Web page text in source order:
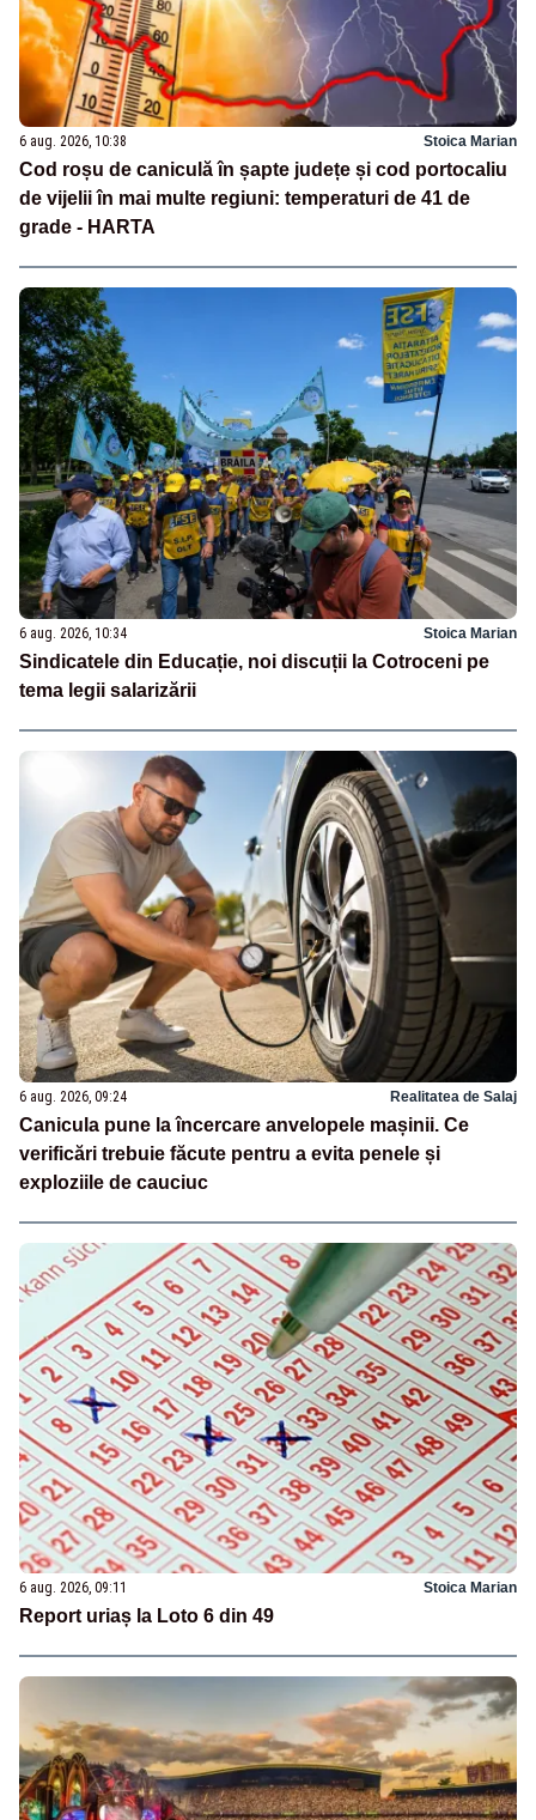
6 aug. 2026, 10:38 Stoica Marian
Cod roșu de caniculă în șapte județe și cod portocaliu
de vijelii în mai multe regiuni: temperaturi de 41 de
grade - HARTA
6 aug. 2026, 10:34 Stoica Marian
Sindicatele din Educație, noi discuții la Cotroceni pe
tema legii salarizării
6 aug. 2026, 09:24 Realitatea de Salaj
Canicula pune la încercare anvelopele mașinii. Ce
verificări trebuie făcute pentru a evita penele și
exploziile de cauciuc
6 aug. 2026, 09:11 Stoica Marian
Report uriaș la Loto 6 din 49